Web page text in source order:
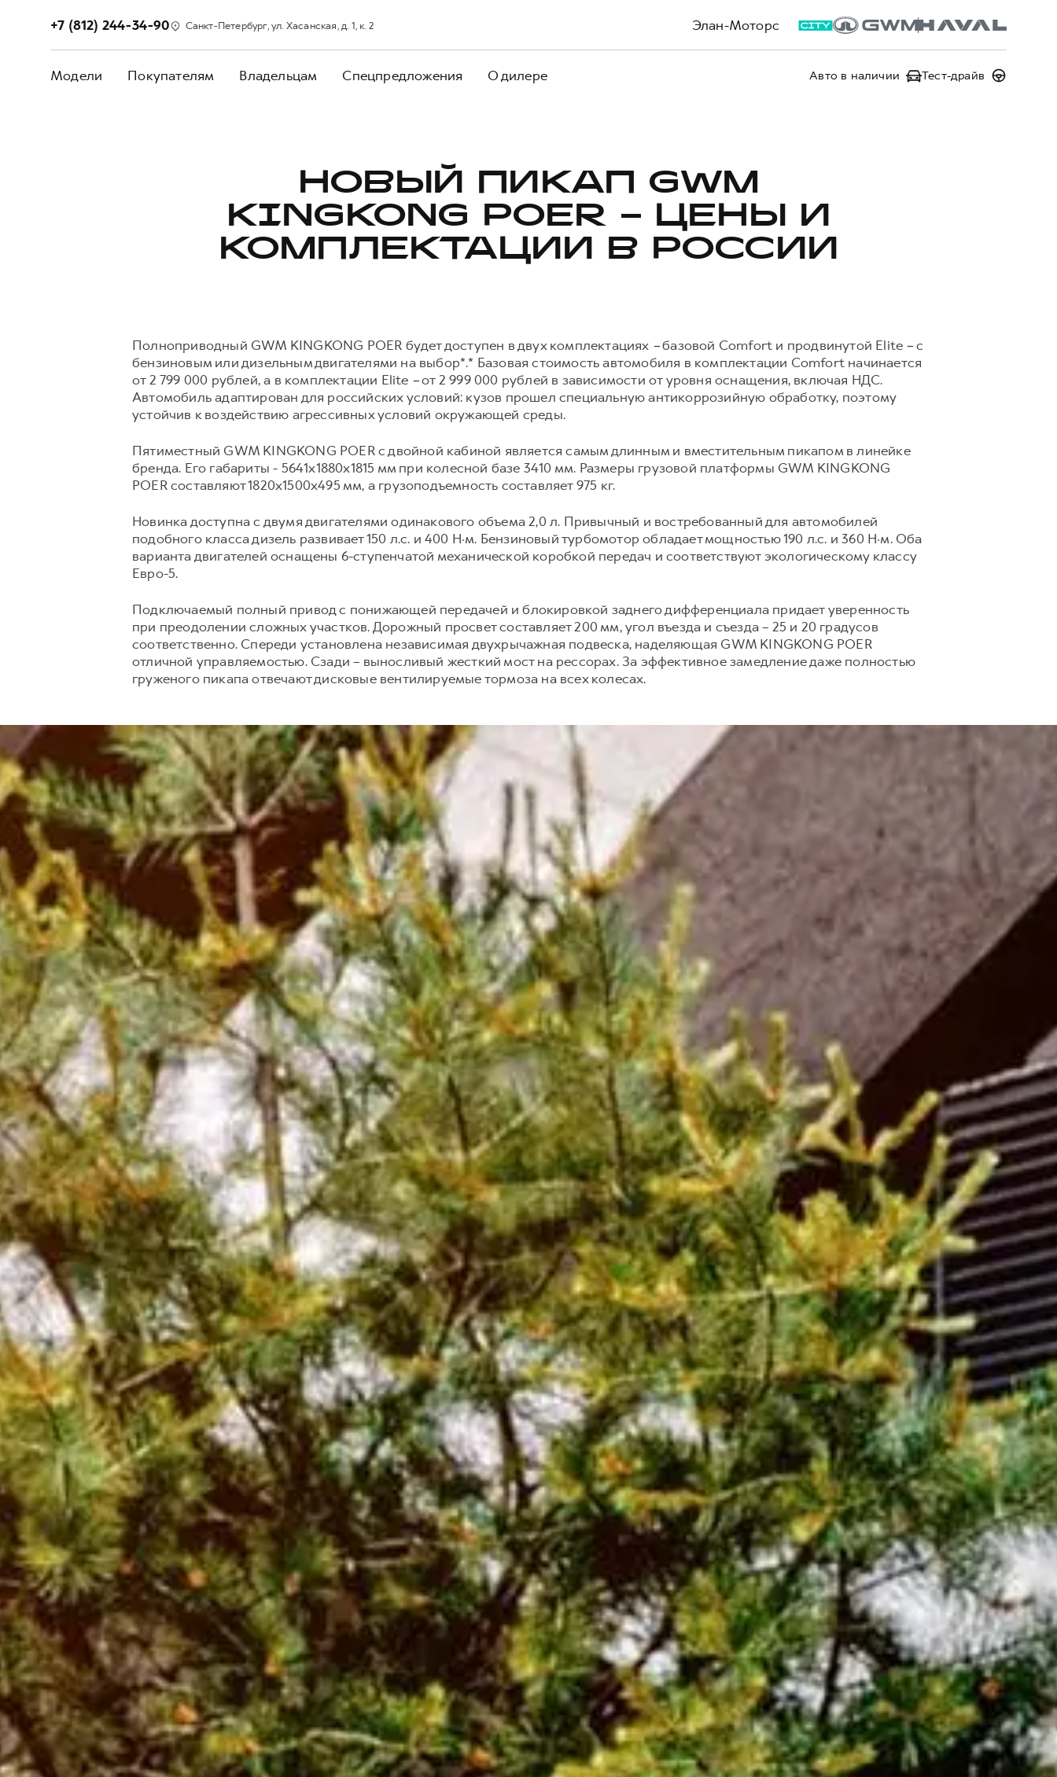
Элан-Моторс
+7 (812) 244-34-90 Санкт-Петербург, ул. Хасанская, д. 1, к. 2
Модели Покупателям Владельцам Спецпредложения О дилере Авто в наличии Тест-драйв
НОВЫЙ ПИКАП GWM
KINGKONG POER – ЦЕНЫ И
КОМПЛЕКТАЦИИ В РОССИИ
Полноприводный GWM KINGKONG POER будет доступен в двух комплектациях –базовой Comfort и продвинутой Elite –с
бензиновым или дизельным двигателями на выбор*.* Базовая стоимость автомобиля в комплектации Comfort начинается
от 2 799 000 рублей, а в комплектации Elite –от 2 999 000 рублей в зависимости от уровня оснащения, включая НДС.
Автомобиль адаптирован для российских условий: кузов прошел специальную антикоррозийную обработку, поэтому
устойчив к воздействию агрессивных условий окружающей среды.
Пятиместный GWM KINGKONG POER с двойной кабиной является самым длинным и вместительным пикапом в линейке
бренда. Его габариты - 5641х1880х1815 мм при колесной базе 3410 мм. Размеры грузовой платформы GWM KINGKONG
POER составляют 1820х1500х495 мм, а грузоподъемность составляет 975 кг.
Новинка доступна с двумя двигателями одинакового объема 2,0 л. Привычный и востребованный для автомобилей
подобного класса дизель развивает 150 л.с. и 400 Н·м. Бензиновый турбомотор обладает мощностью 190 л.с. и 360 Н·м. Оба
варианта двигателей оснащены 6-ступенчатой механической коробкой передач и соответствуют экологическому классу
Евро-5.
Подключаемый полный привод с понижающей передачей и блокировкой заднего дифференциала придает уверенность
при преодолении сложных участков. Дорожный просвет составляет 200 мм, угол въезда и съезда – 25 и 20 градусов
соответственно. Спереди установлена независимая двухрычажная подвеска, наделяющая GWM KINGKONG POER
отличной управляемостью. Сзади – выносливый жесткий мост на рессорах. За эффективное замедление даже полностью
груженого пикапа отвечают дисковые вентилируемые тормоза на всех колесах.